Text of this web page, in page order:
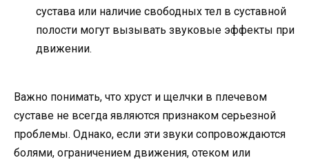
сустава или наличие свободных тел в суставной
полости могут вызывать звуковые эффекты при
движении.
Важно понимать, что хруст и щелчки в плечевом
суставе не всегда являются признаком серьезной
проблемы. Однако, если эти звуки сопровождаются
болями, ограничением движения, отеком или